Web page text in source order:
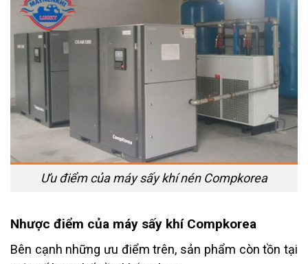
Ưu điểm của máy sấy khí nén Compkorea
Nhược điểm của máy sấy khí Compkorea
Bên cạnh những ưu điểm trên, sản phẩm còn tồn tại